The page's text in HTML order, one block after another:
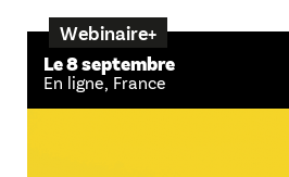
Webinaire+
Le 8 septembre
En ligne, France